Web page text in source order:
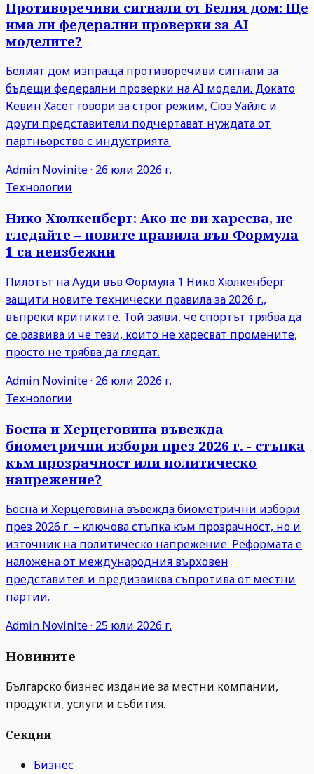
Противоречиви сигнали от Белия дом: Ще
има ли федерални проверки за AI
моделите?
Белият дом изпраща противоречиви сигнали за
бъдещи федерални проверки на AI модели. Докато
Кевин Хасет говори за строг режим, Сюз Уайлс и
други представители подчертават нуждата от
партньорство с индустрията.
Admin Novinite· 26 юли 2026 г.
Технологии
Нико Хюлкенберг: Ако не ви харесва, не
гледайте – новите правила във Формула
1 са неизбежни
Пилотът на Ауди във Формула 1 Нико Хюлкенберг
защити новите технически правила за 2026 г.,
въпреки критиките. Той заяви, че спортът трябва да
се развива и че тези, които не харесват промените,
просто не трябва да гледат.
Admin Novinite· 26 юли 2026 г.
Технологии
Босна и Херцеговина въвежда
биометрични избори през 2026 г. - стъпка
към прозрачност или политическо
напрежение?
Босна и Херцеговина въвежда биометрични избори
през 2026 г. – ключова стъпка към прозрачност, но и
източник на политическо напрежение. Реформата е
наложена от международния върховен
представител и предизвиква съпротива от местни
партии.
Admin Novinite· 25 юли 2026 г.
Новините
Българско бизнес издание за местни компании,
продукти, услуги и събития.
Секции
Бизнес